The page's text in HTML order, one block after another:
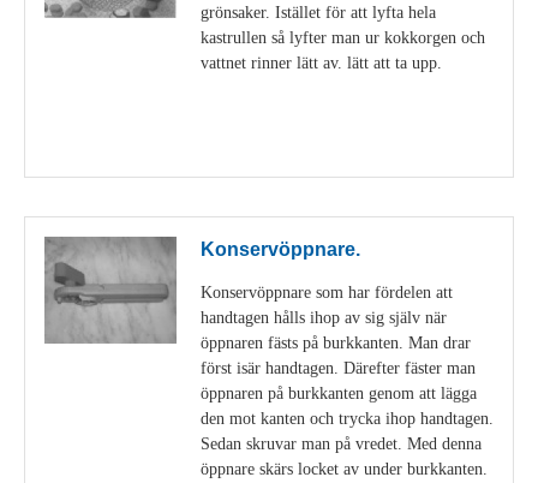
grönsaker. Istället för att lyfta hela
kastrullen så lyfter man ur kokkorgen och
vattnet rinner lätt av. lätt att ta upp.
Konservöppnare.
Konservöppnare som har fördelen att
handtagen hålls ihop av sig själv när
öppnaren fästs på burkkanten. Man drar
först isär handtagen. Därefter fäster man
öppnaren på burkkanten genom att lägga
den mot kanten och trycka ihop handtagen.
Sedan skruvar man på vredet. Med denna
öppnare skärs locket av under burkkanten.